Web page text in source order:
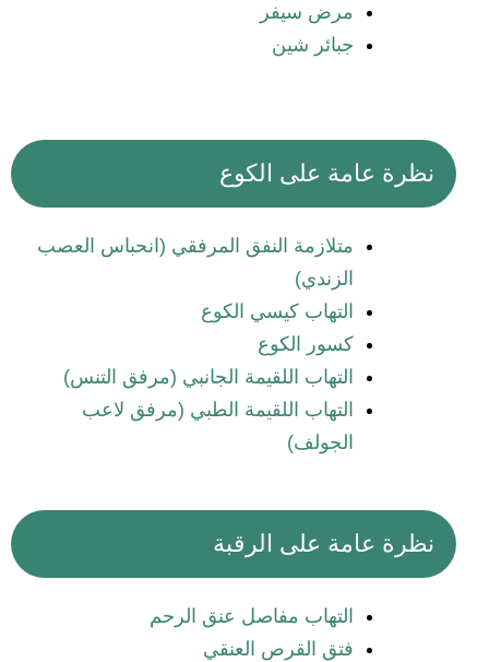
مرض سيفر
جبائر شين
نظرة عامة على الكوع
متلازمة النفق المرفقي (انحباس العصب
الزندي)
التهاب كيسي الكوع
كسور الكوع
التهاب اللقيمة الجانبي (مرفق التنس)
التهاب اللقيمة الطبي (مرفق لاعب
الجولف)
نظرة عامة على الرقبة
التهاب مفاصل عنق الرحم
فتق القرص العنقي